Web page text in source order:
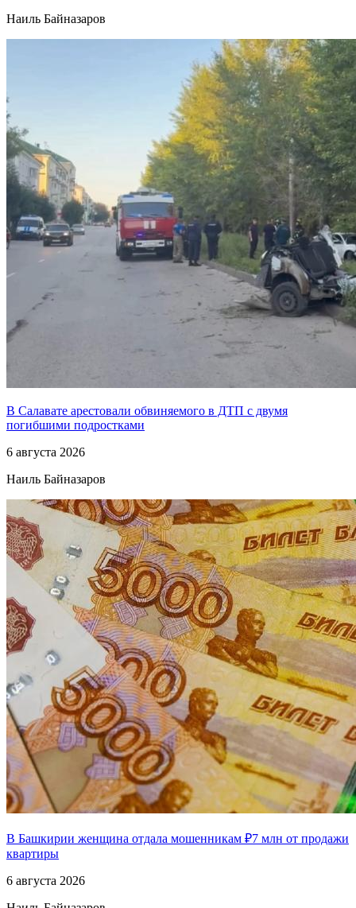
Наиль Байназаров
В Салавате арестовали обвиняемого в ДТП с двумя
погибшими подростками
6 августа 2026
Наиль Байназаров
В Башкирии женщина отдала мошенникам ₽7 млн от продажи
квартиры
6 августа 2026